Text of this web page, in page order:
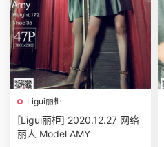
Ligui丽柜
[Ligui丽柜] 2020.12.27 网络
丽人 Model AMY